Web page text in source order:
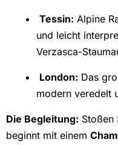
Tessin: Alpine
und leicht
Verzasca-
London: Das
modern veredelt
Die Begleitung: Stoßen
beginnt mit einem